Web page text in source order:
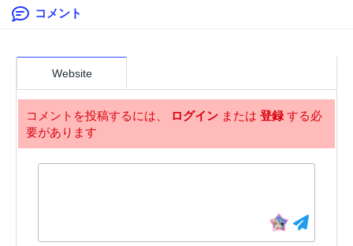
コメント
Website
コメントを投稿するには、 ログイン または 登録する必
要があります